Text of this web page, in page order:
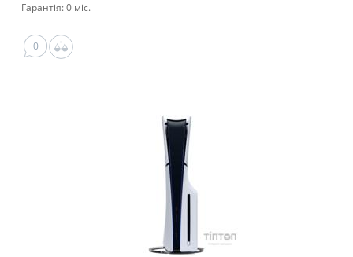
Гарантія: 0 міс.
0